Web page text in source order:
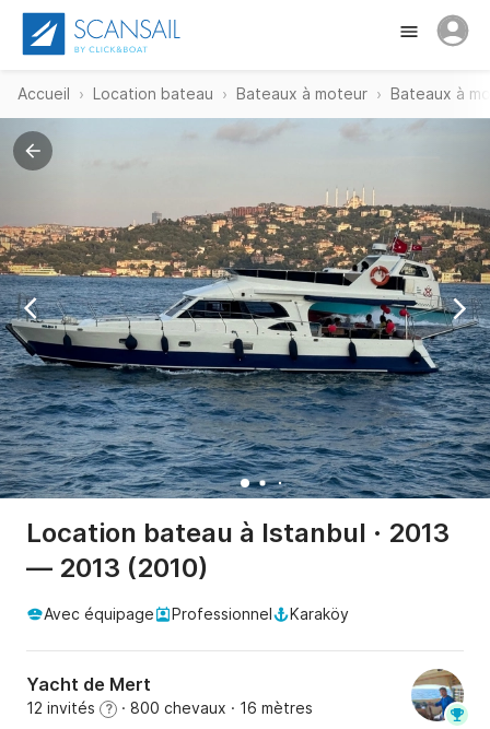
Accueil Location bateau Bateaux à moteur Bateaux à
Location bateau à Istanbul · 2013
— 2013 (2010)
Avec équipage Professionnel Karaköy
Yacht de Mert
12 invités ? · 800 chevaux · 16 mètres